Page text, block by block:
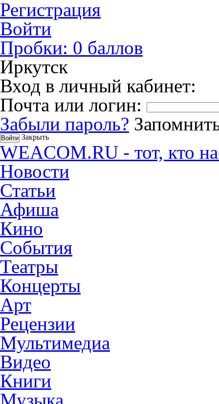
Регистрация
Войти
Пробки: 0 баллов
Иркутск
Вход в личный кабинет:
Почта или логин:
Забыли пароль?
Закрыть
WEACOM.RU - тот, кто
Новости
Статьи
Афиша
Кино
События
Театры
Концерты
Арт
Рецензии
Мультимедиа
Видео
Книги